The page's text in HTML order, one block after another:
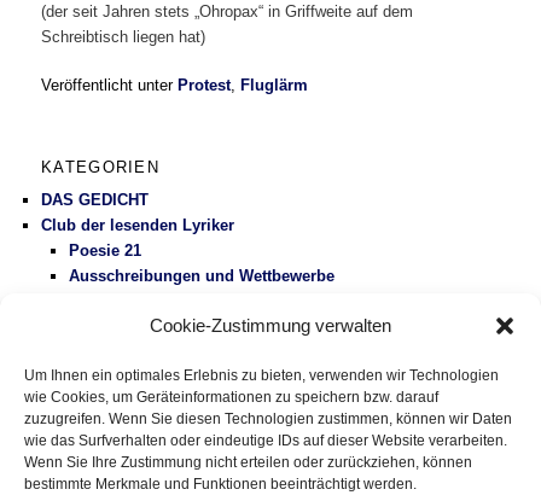
Cookie-Zustimmung verwalten
Um Ihnen ein optimales Erlebnis zu bieten, verwenden wir Technologien
wie Cookies, um Geräteinformationen zu speichern bzw. darauf
zuzugreifen. Wenn Sie diesen Technologien zustimmen, können wir Daten
wie das Surfverhalten oder eindeutige IDs auf dieser Website verarbeiten.
Wenn Sie Ihre Zustimmung nicht erteilen oder zurückziehen, können
bestimmte Merkmale und Funktionen beeinträchtigt werden.
(der seit Jahren stets „Ohropax“ in Griffweite auf dem
Schreibtisch liegen hat)
Veröffentlicht unter Protest,Fluglärm
KATEGORIEN
DAS GEDICHT
Club der lesenden Lyriker
Poesie 21
Ausschreibungen und Wettbewerbe
Gesundheitspolitik
Vermischtes
DAS GEDICHT BLOG